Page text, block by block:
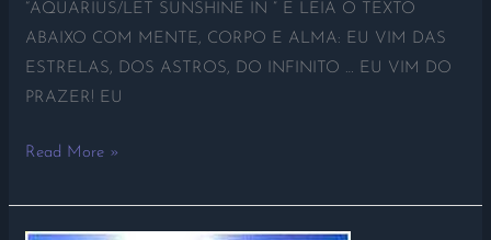
“AQUARIUS/LET SUNSHINE IN ” E LEIA O TEXTO
ABAIXO COM MENTE, CORPO E ALMA: EU VIM DAS
ESTRELAS, DOS ASTROS, DO INFINITO … EU VIM DO
PRAZER! EU
Read More »